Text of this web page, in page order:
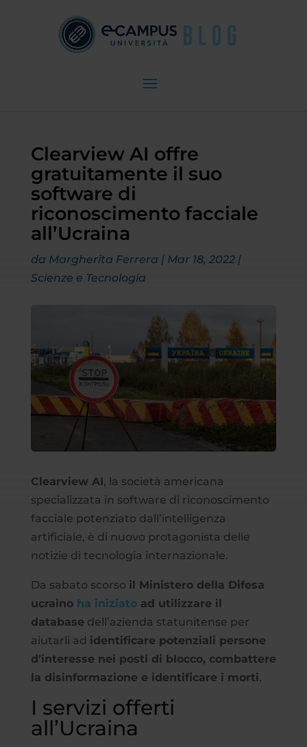
Clearview AI offre
gratuitamente il suo
software di
riconoscimento facciale
all’Ucraina
da Margherita Ferrera | Mar 18, 2022|
Scienze e Tecnologia
Clearview AI, la società americana
specializzata in software di riconoscimento
facciale potenziato dall’intelligenza
artificiale, è di nuovo protagonista delle
notizie di tecnologia internazionale.
Da sabato scorso il Ministero della Difesa
ucraino ha iniziatoad utilizzare il
database dell’azienda statunitense per
aiutarli ad identificare potenziali persone
d’interesse nei posti di blocco, combattere
la disinformazione e identificare i morti.
I servizi offerti
all’Ucraina